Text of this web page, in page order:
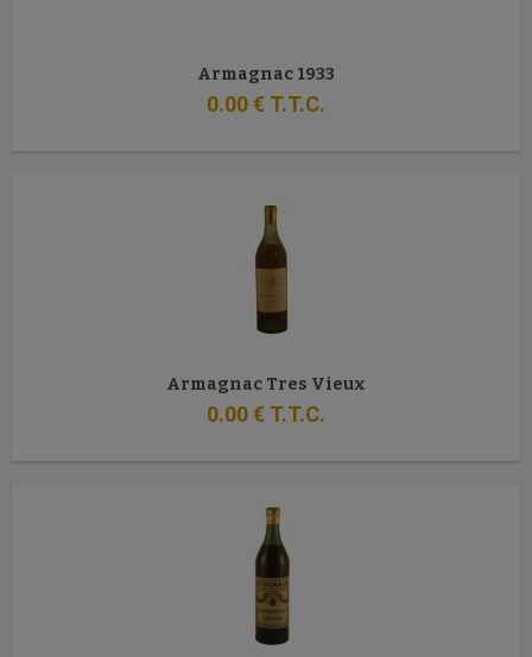
Armagnac 1933
0.00€ T.T.C.
Armagnac Tres Vieux
0.00€ T.T.C.